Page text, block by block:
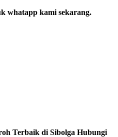
whatapp kami sekarang.
Terbaik di Sibolga Hubungi